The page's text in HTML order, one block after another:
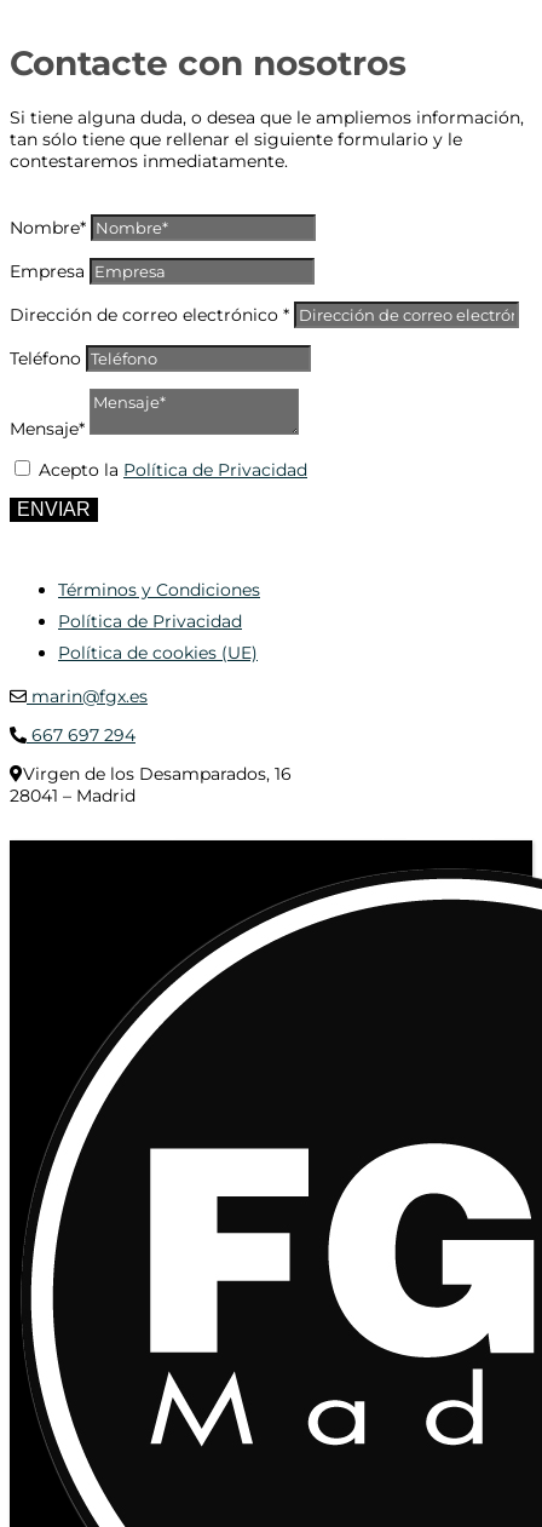
Contacte con nosotros
Si tiene alguna duda, o desea que le ampliemos información,
tan sólo tiene que rellenar el siguiente formulario y le
contestaremos inmediatamente.
Nombre*
Empresa
Dirección de correo electrónico *
Teléfono
Mensaje*
Acepto la Política de Privacidad
ENVIAR
Términos y Condiciones
Política de Privacidad
Política de cookies (UE)
marin@fgx.es
667 697 294
Virgen de los Desamparados, 16
28041 – Madrid